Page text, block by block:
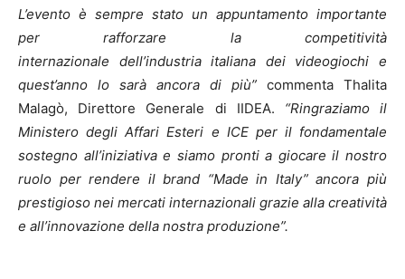
L’evento è sempre stato un appuntamento importante
per rafforzare la competitività
internazionale dell’industria italiana dei videogiochi e
quest’anno lo sarà ancora di più” commenta Thalita
Malagò, Direttore Generale di IIDEA. “Ringraziamo il
Ministero degli Affari Esteri e ICE per il fondamentale
sostegno all’iniziativa e siamo pronti a giocare il nostro
ruolo per rendere il brand “Made in Italy” ancora più
prestigioso nei mercati internazionali grazie alla creatività
e all’innovazione della nostra produzione”.